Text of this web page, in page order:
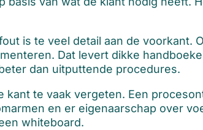
is te veel detail aan de voorkant.
Dat levert dikke
dan uitputtende procedures.
kant te vaak vergeten. Een
en er eigenaarschap over
whiteboard.